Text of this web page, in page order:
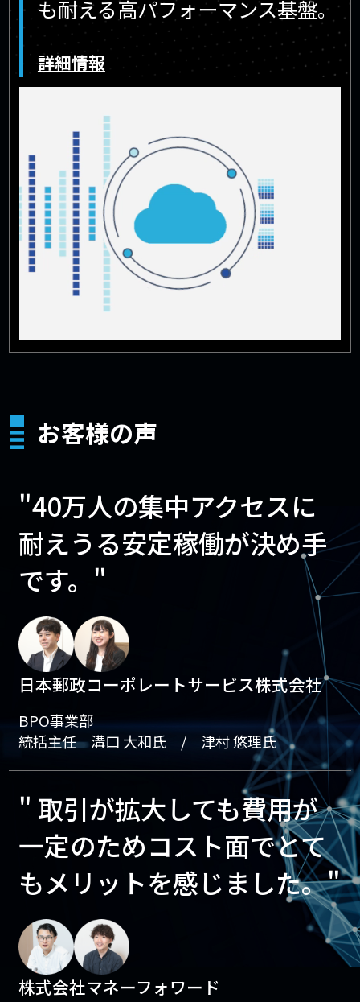
も耐える高パフォーマンス基盤。
詳細情報
お客様の声
"40万人の集中アクセスに
耐えうる安定稼働が決め手
です。"
日本郵政コーポレートサービス株式会社
BPO事業部
統括主任 溝口 大和氏 / 津村 悠理氏
" 取引が拡大しても費用が
一定のためコスト面でとて
もメリットを感じました。"
株式会社マネーフォワード